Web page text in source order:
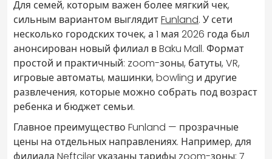
Для семей, которым важен более мягкий чек,
сильным вариантом выглядитFunland. У сети
несколько городских точек, а 1 мая 2026 года был
анонсирован новый филиал в Baku Mall. Формат
простой и практичный: zoom-зоны, батуты, VR,
игровые автоматы, машинки, bowling и другие
развлечения, которые можно собрать под возраст
ребенка и бюджет семьи.
Главное преимущество Funland — прозрачные
цены на отдельных направлениях. Например, для
филиала Neftçilər указаны тарифы zoom-зоны: 7